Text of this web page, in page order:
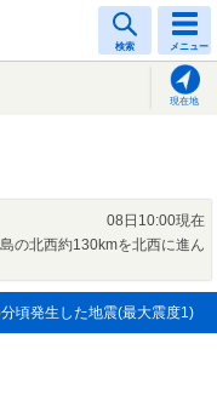
検索 メニュー
現在地
08日10:00現在
の北西約130kmを北西に進ん
頃発生した地震(最大震度1)